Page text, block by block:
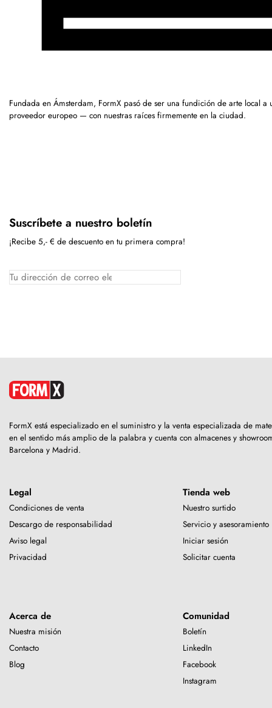
Fundada en Ámsterdam, FormX pasó de ser una fundición de arte local a
proveedor europeo — con nuestras raíces firmemente en la ciudad.
Suscríbete a nuestro boletín
¡Recibe 5,- € de descuento en tu primera compra!
FormX está especializado en el suministro y la venta especializada de
en el sentido más amplio de la palabra y cuenta con almacenes y
Barcelona y Madrid.
Legal
Condiciones de venta
Descargo de responsabilidad
Aviso legal
Privacidad
Tienda web
Nuestro surtido
Servicio y asesoramiento
Iniciar sesión
Solicitar cuenta
Acerca de
Nuestra misión
Contacto
Blog
Comunidad
Boletín
LinkedIn
Facebook
Instagram